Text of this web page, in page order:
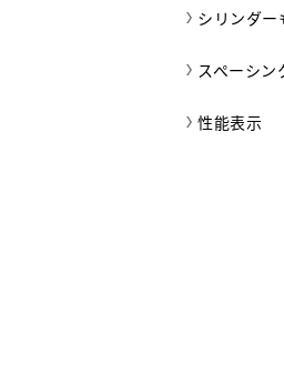
シリンダ
スペーシン
性能表示